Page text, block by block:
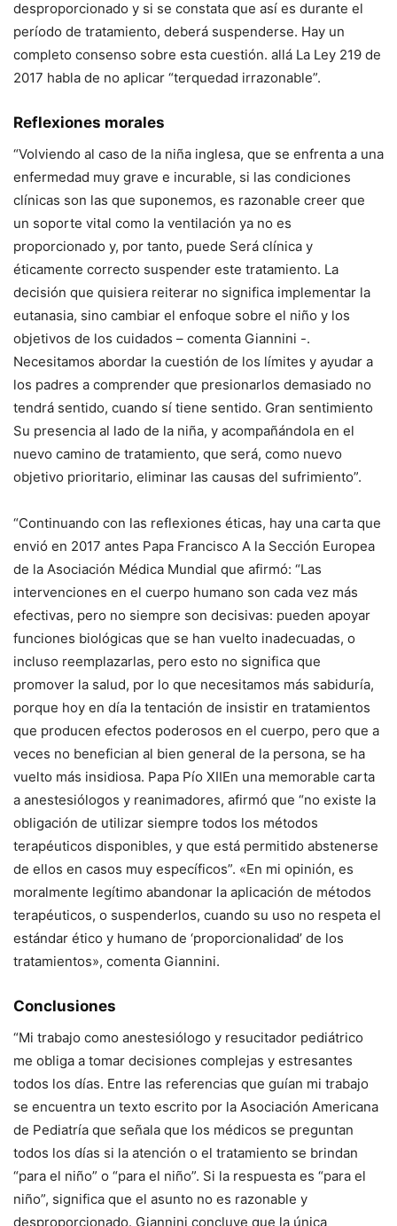
desproporcionado y si se constata que así es durante el
período de tratamiento, deberá suspenderse. Hay un
completo consenso sobre esta cuestión. allá La Ley 219 de
2017 habla de no aplicar “terquedad irrazonable”.
Reflexiones morales
“Volviendo al caso de la niña inglesa, que se enfrenta a una
enfermedad muy grave e incurable, si las condiciones
clínicas son las que suponemos, es razonable creer que
un soporte vital como la ventilación ya no es
proporcionado y, por tanto, puede Será clínica y
éticamente correcto suspender este tratamiento. La
decisión que quisiera reiterar no significa implementar la
eutanasia, sino cambiar el enfoque sobre el niño y los
objetivos de los cuidados – comenta Giannini -.
Necesitamos abordar la cuestión de los límites y ayudar a
los padres a comprender que presionarlos demasiado no
tendrá sentido, cuando sí tiene sentido. Gran sentimiento
Su presencia al lado de la niña, y acompañándola en el
nuevo camino de tratamiento, que será, como nuevo
objetivo prioritario, eliminar las causas del sufrimiento”.
“Continuando con las reflexiones éticas, hay una carta que
envió en 2017 antes Papa Francisco A la Sección Europea
de la Asociación Médica Mundial que afirmó: “Las
intervenciones en el cuerpo humano son cada vez más
efectivas, pero no siempre son decisivas: pueden apoyar
funciones biológicas que se han vuelto inadecuadas, o
incluso reemplazarlas, pero esto no significa que
promover la salud, por lo que necesitamos más sabiduría,
porque hoy en día la tentación de insistir en tratamientos
que producen efectos poderosos en el cuerpo, pero que a
veces no benefician al bien general de la persona, se ha
vuelto más insidiosa. Papa Pío XIIEn una memorable carta
a anestesiólogos y reanimadores, afirmó que “no existe la
obligación de utilizar siempre todos los métodos
terapéuticos disponibles, y que está permitido abstenerse
de ellos en casos muy específicos”. «En mi opinión, es
moralmente legítimo abandonar la aplicación de métodos
terapéuticos, o suspenderlos, cuando su uso no respeta el
estándar ético y humano de ‘proporcionalidad’ de los
tratamientos», comenta Giannini.
Conclusiones
“Mi trabajo como anestesiólogo y resucitador pediátrico
me obliga a tomar decisiones complejas y estresantes
todos los días. Entre las referencias que guían mi trabajo
se encuentra un texto escrito por la Asociación Americana
de Pediatría que señala que los médicos se preguntan
todos los días si la atención o el tratamiento se brindan
“para el niño” o “para el niño”. Si la respuesta es “para el
niño”, significa que el asunto no es razonable y
desproporcionado. Giannini concluye que la única